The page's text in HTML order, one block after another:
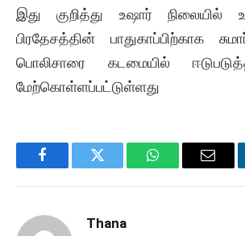
இது குறித்து உஷார்
பிரதேசத்தின் பாதுகாப்பிற்காக
பொலிசாரை கடமையில்
மேற்கொள்ளப்பட்டுள்ளது
FacebookTwitter WhatsAppEmail
Thana